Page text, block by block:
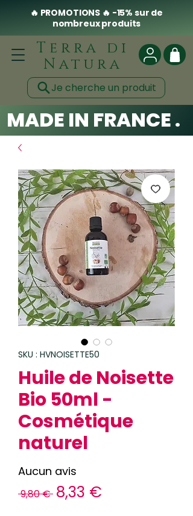
🔥 PROMOTIONS 🔥 -15% sur de
nombreux produits
Terra di
Natura
Je cherche un produit
MADE IN FRANCE .
SKU : HVNOISETTE50
Huile de Noisette
Bio 50ml -
Cosmétique
naturel
Aucun avis
9,80 € Prix
8,33 €